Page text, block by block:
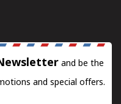
and be the
and special offers.